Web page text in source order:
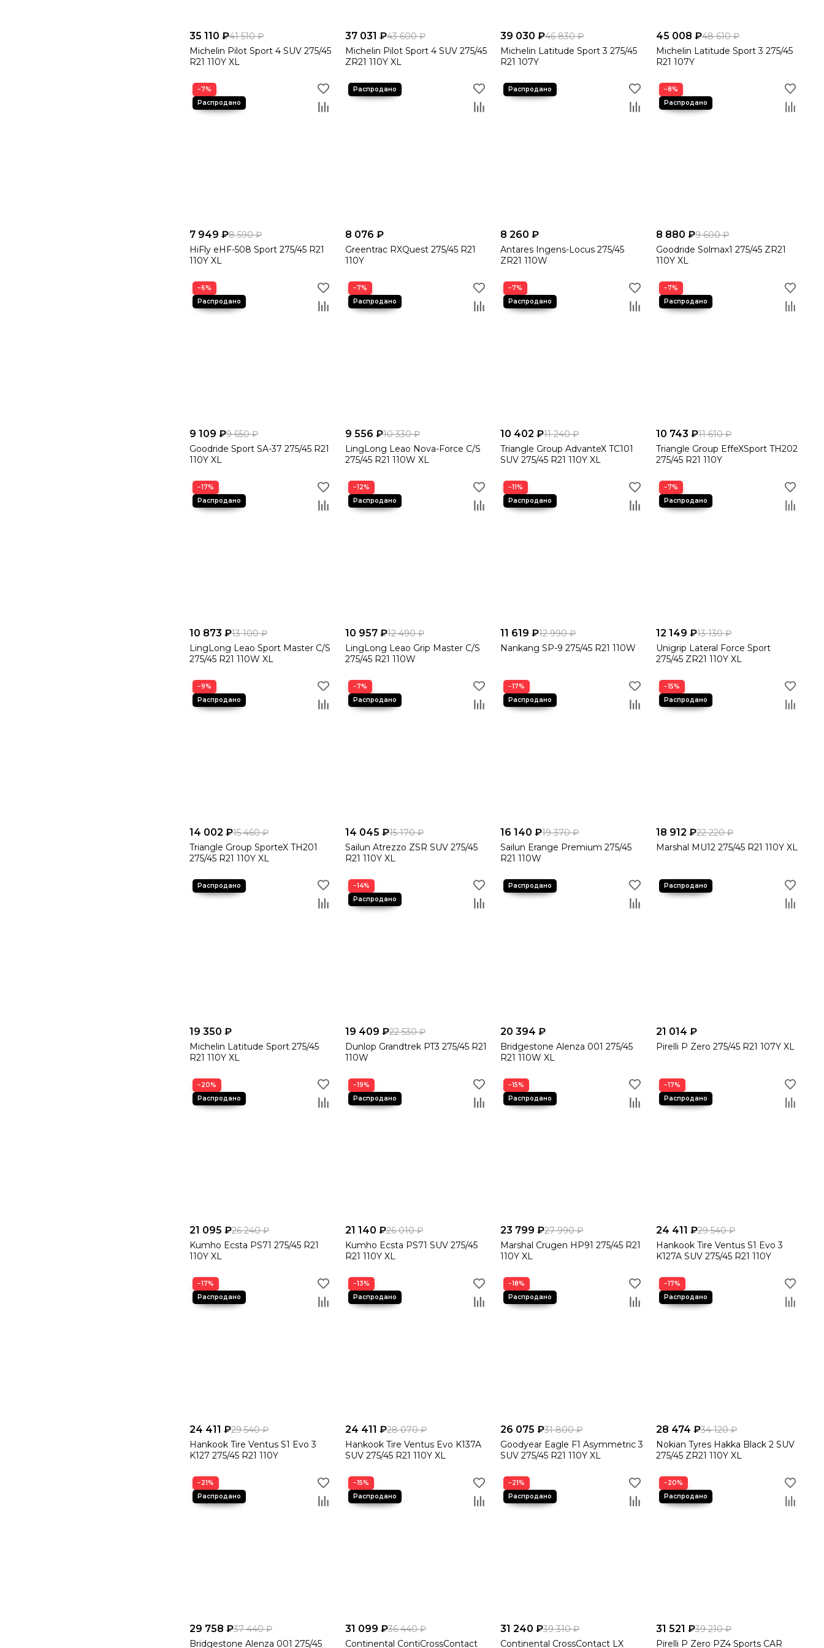
35 110 ₽41 510 ₽
Michelin Pilot Sport 4 SUV 275/45
R21 110Y XL
37 031 ₽43 600 ₽
Michelin Pilot Sport 4 SUV 275/45
ZR21 110Y XL
39 030 ₽46 830 ₽
Michelin Latitude Sport 3 275/45
R21 107Y
45 008 ₽48 610 ₽
Michelin Latitude Sport 3 275/45
R21 107Y
−7%
7 949 ₽8 590 ₽
HiFly eHF-508 Sport 275/45 R21
110Y XL
8 076 ₽
Greentrac RXQuest 275/45 R21
110Y
8 260 ₽
Antares Ingens-Locus 275/45
ZR21 110W
−8%
8 880 ₽9 600 ₽
Goodride Solmax1 275/45 ZR21
110Y XL
−6%
9 109 ₽9 650 ₽
Goodride Sport SA-37 275/45 R21
110Y XL
−7%
9 556 ₽10 330 ₽
LingLong Leao Nova-Force C/S
275/45 R21 110W XL
−7%
10 402 ₽11 240 ₽
Triangle Group AdvanteX TC101
SUV 275/45 R21 110Y XL
−7%
10 743 ₽11 610 ₽
Triangle Group EffeXSport TH202
275/45 R21 110Y
−17%
10 873 ₽13 100 ₽
LingLong Leao Sport Master C/S
275/45 R21 110W XL
−12%
10 957 ₽12 490 ₽
LingLong Leao Grip Master C/S
275/45 R21 110W
−11%
11 619 ₽12 990 ₽
Nankang SP-9 275/45 R21 110W
−7%
12 149 ₽13 130 ₽
Unigrip Lateral Force Sport
275/45 ZR21 110Y XL
−9%
14 002 ₽15 460 ₽
Triangle Group SporteX TH201
275/45 R21 110Y XL
−7%
14 045 ₽15 170 ₽
Sailun Atrezzo ZSR SUV 275/45
R21 110Y XL
−17%
16 140 ₽19 370 ₽
Sailun Erange Premium 275/45
R21 110W
−15%
18 912 ₽22 220 ₽
Marshal MU12 275/45 R21 110Y XL
19 350 ₽
Michelin Latitude Sport 275/45
R21 110Y XL
−14%
19 409 ₽22 530 ₽
Dunlop Grandtrek PT3 275/45 R21
110W
20 394 ₽
Bridgestone Alenza 001 275/45
R21 110W XL
21 014 ₽
Pirelli P Zero 275/45 R21 107Y XL
−20%
21 095 ₽26 240 ₽
Kumho Ecsta PS71 275/45 R21
110Y XL
−19%
21 140 ₽26 010 ₽
Kumho Ecsta PS71 SUV 275/45
R21 110Y XL
−15%
23 799 ₽27 990 ₽
Marshal Crugen HP91 275/45 R21
110Y XL
−17%
24 411 ₽29 540 ₽
Hankook Tire Ventus S1 Evo 3
K127A SUV 275/45 R21 110Y
−17%
24 411 ₽29 540 ₽
Hankook Tire Ventus S1 Evo 3
K127 275/45 R21 110Y
−13%
24 411 ₽28 070 ₽
Hankook Tire Ventus Evo K137A
SUV 275/45 R21 110Y XL
−18%
26 075 ₽31 800 ₽
Goodyear Eagle F1 Asymmetric 3
SUV 275/45 R21 110Y XL
−17%
28 474 ₽34 120 ₽
Nokian Tyres Hakka Black 2 SUV
275/45 ZR21 110Y XL
−21%
29 758 ₽37 440 ₽
Bridgestone Alenza 001 275/45
−15%
31 099 ₽36 440 ₽
Continental ContiCrossContact
−21%
31 240 ₽39 310 ₽
Continental CrossContact LX
−20%
31 521 ₽39 210 ₽
Pirelli P Zero PZ4 Sports CAR